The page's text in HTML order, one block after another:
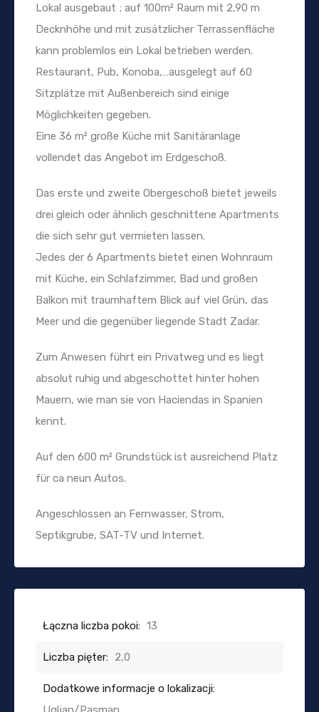
Lokal ausgebaut ; auf 100m² Raum mit 2,90 m
Decknhöhe und mit zusätzlicher Terrassenfläche
kann problemlos ein Lokal betrieben werden.
Restaurant, Pub, Konoba,…ausgelegt auf 60
Sitzplätze mit Außenbereich sind einige
Möglichkeiten gegeben.
Eine 36 m² große Küche mit Sanitäranlage
vollendet das Angebot im Erdgeschoß.
Das erste und zweite Obergeschoß bietet jeweils
drei gleich oder ähnlich geschnittene Apartments
die sich sehr gut vermieten lassen.
Jedes der 6 Apartments bietet einen Wohnraum
mit Küche, ein Schlafzimmer, Bad und großen
Balkon mit traumhaftem Blick auf viel Grün, das
Meer und die gegenüber liegende Stadt Zadar.
Zum Anwesen führt ein Privatweg und es liegt
absolut ruhig und abgeschottet hinter hohen
Mauern, wie man sie von Haciendas in Spanien
kennt.
Auf den 600 m² Grundstück ist ausreichend Platz
für ca neun Autos.
Angeschlossen an Fernwasser, Strom,
Septikgrube, SAT-TV und Internet.
Łączna liczba pokoi: 13
Liczba pięter: 2,0
Dodatkowe informacje o lokalizacji: